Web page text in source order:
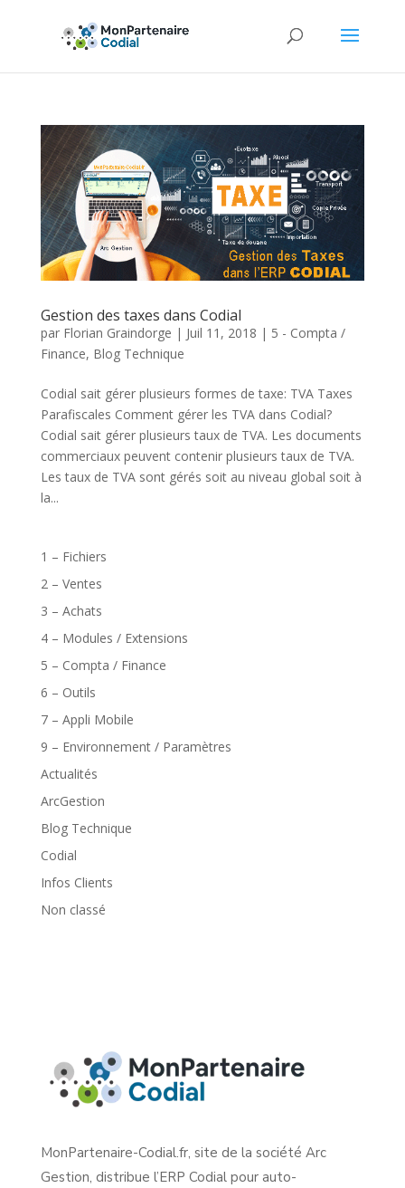
Gestion des taxes dans Codial
par Florian Graindorge | Juil 11, 2018 | 5 - Compta /
Finance, Blog Technique
Codial sait gérer plusieurs formes de taxe: TVA Taxes
Parafiscales Comment gérer les TVA dans Codial?
Codial sait gérer plusieurs taux de TVA. Les documents
commerciaux peuvent contenir plusieurs taux de TVA.
Les taux de TVA sont gérés soit au niveau global soit à
la...
1 – Fichiers
2 – Ventes
3 – Achats
4 – Modules / Extensions
5 – Compta / Finance
6 – Outils
7 – Appli Mobile
9 – Environnement / Paramètres
Actualités
ArcGestion
Blog Technique
Codial
Infos Clients
Non classé
MonPartenaire-Codial.fr, site de la société Arc
Gestion, distribue l’ERP Codial pour auto-